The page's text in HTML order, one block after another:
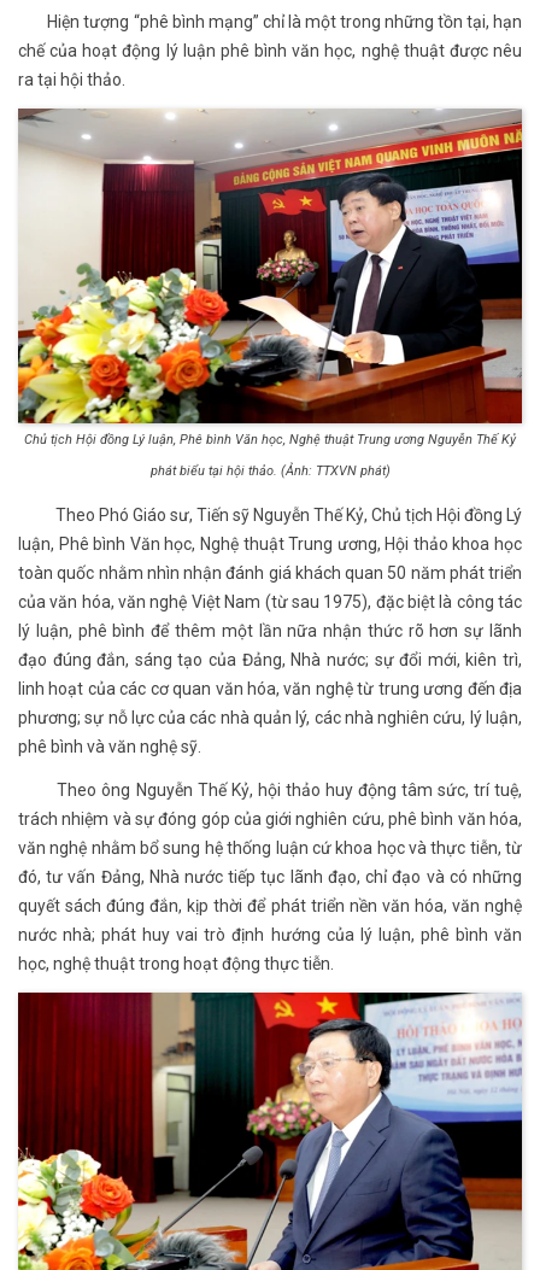
Hiện tượng “phê bình mạng” chỉ là một trong những tồn tại, hạn
chế của hoạt động lý luận phê bình văn học, nghệ thuật được nêu
ra tại hội thảo.
Chủ tịch Hội đồng Lý luận, Phê bình Văn học, Nghệ thuật Trung ương Nguyễn Thế Kỷ
phát biểu tại hội thảo. (Ảnh: TTXVN phát)
Theo Phó Giáo sư, Tiến sỹ Nguyễn Thế Kỷ, Chủ tịch Hội đồng Lý
luận, Phê bình Văn học, Nghệ thuật Trung ương, Hội thảo khoa học
toàn quốc nhằm nhìn nhận đánh giá khách quan 50 năm phát triển
của văn hóa, văn nghệ Việt Nam (từ sau 1975), đặc biệt là công tác
lý luận, phê bình để thêm một lần nữa nhận thức rõ hơn sự lãnh
đạo đúng đắn, sáng tạo của Đảng, Nhà nước; sự đổi mới, kiên trì,
linh hoạt của các cơ quan văn hóa, văn nghệ từ trung ương đến địa
phương; sự nỗ lực của các nhà quản lý, các nhà nghiên cứu, lý luận,
phê bình và văn nghệ sỹ.
Theo ông Nguyễn Thế Kỷ, hội thảo huy động tâm sức, trí tuệ,
trách nhiệm và sự đóng góp của giới nghiên cứu, phê bình văn hóa,
văn nghệ nhằm bổ sung hệ thống luận cứ khoa học và thực tiễn, từ
đó, tư vấn Đảng, Nhà nước tiếp tục lãnh đạo, chỉ đạo và có những
quyết sách đúng đắn, kịp thời để phát triển nền văn hóa, văn nghệ
nước nhà; phát huy vai trò định hướng của lý luận, phê bình văn
học, nghệ thuật trong hoạt động thực tiễn.